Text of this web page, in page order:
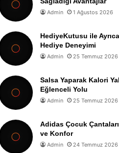
Admin 1 Ağustos 2026
HediyeKutusu ile
Hediye Deneyimi
Admin 25 Temmuz 2026
Salsa Yaparak Kalori
Eğlenceli Yolu
Admin 25 Temmuz 2026
Adidas Çocuk Çantaları
ve Konfor
Admin 24 Temmuz 2026